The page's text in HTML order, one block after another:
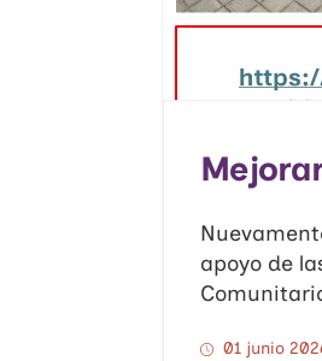
apoyo de
01 junio